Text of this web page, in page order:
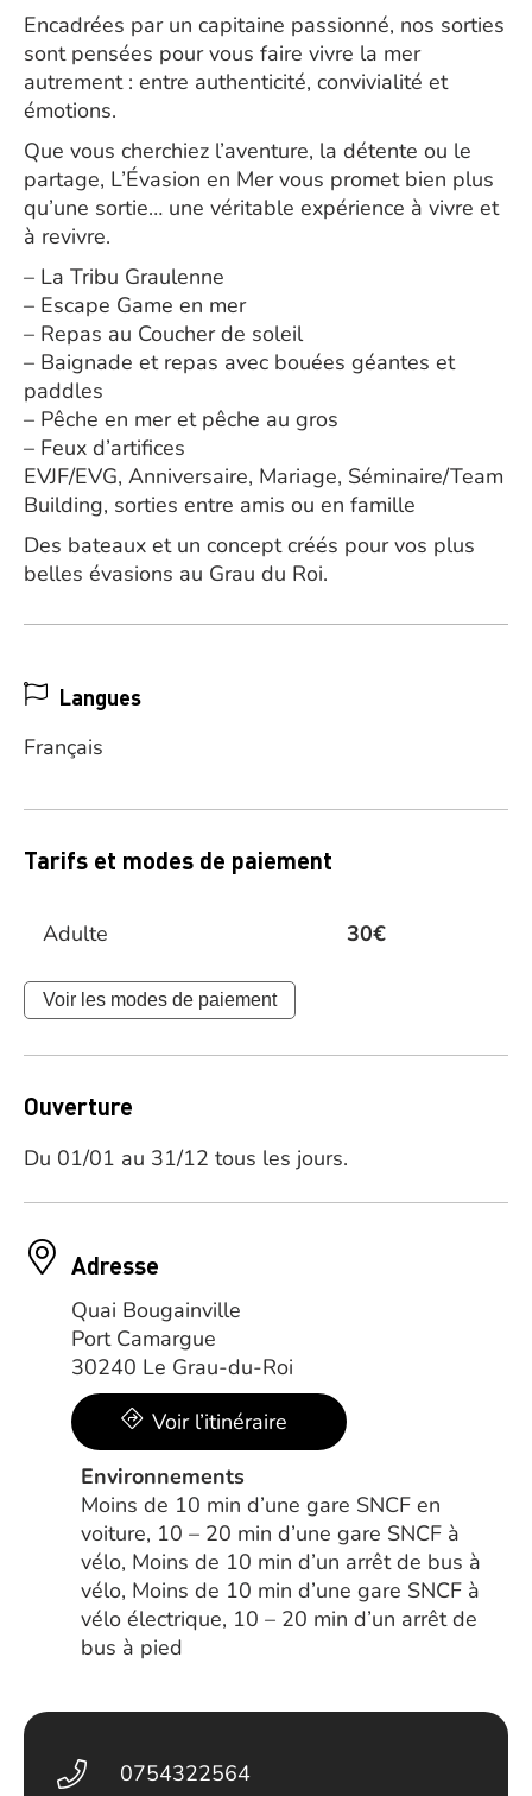
Encadrées par un capitaine passionné, nos sorties
sont pensées pour vous faire vivre la mer
autrement : entre authenticité, convivialité et
émotions.
Que vous cherchiez l’aventure, la détente ou le
partage, L’Évasion en Mer vous promet bien plus
qu’une sortie… une véritable expérience à vivre et
à revivre.
– La Tribu Graulenne
– Escape Game en mer
– Repas au Coucher de soleil
– Baignade et repas avec bouées géantes et
paddles
– Pêche en mer et pêche au gros
– Feux d’artifices
EVJF/EVG, Anniversaire, Mariage, Séminaire/Team
Building, sorties entre amis ou en famille
Des bateaux et un concept créés pour vos plus
belles évasions au Grau du Roi.
Langues
Français
Tarifs et modes de paiement
Adulte 30€
Voir les modes de paiement
Ouverture
Du 01/01 au 31/12 tous les jours.
Adresse
Quai Bougainville
Port Camargue
30240 Le Grau-du-Roi
Voir l’itinéraire
Environnements
Moins de 10 min d’une gare SNCF en
voiture, 10 – 20 min d’une gare SNCF à
vélo, Moins de 10 min d’un arrêt de bus à
vélo, Moins de 10 min d’une gare SNCF à
vélo électrique, 10 – 20 min d’un arrêt de
bus à pied
0754322564